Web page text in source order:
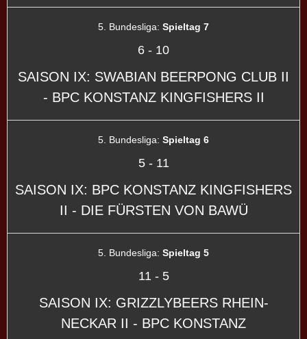
5. Bundesliga: Spieltag 7
6 - 10
SAISON IX: SWABIAN BEERPONG CLUB II
- BPC KONSTANZ KINGFISHERS II
5. Bundesliga: Spieltag 6
5- 11
SAISON IX: BPC KONSTANZ KINGFISHERS
II - DIE FÜRSTEN VON BAWÜ
5. Bundesliga: Spieltag 5
11 - 5
SAISON IX: GRIZZLYBEERS RHEIN-
NECKAR II - BPC KONSTANZ